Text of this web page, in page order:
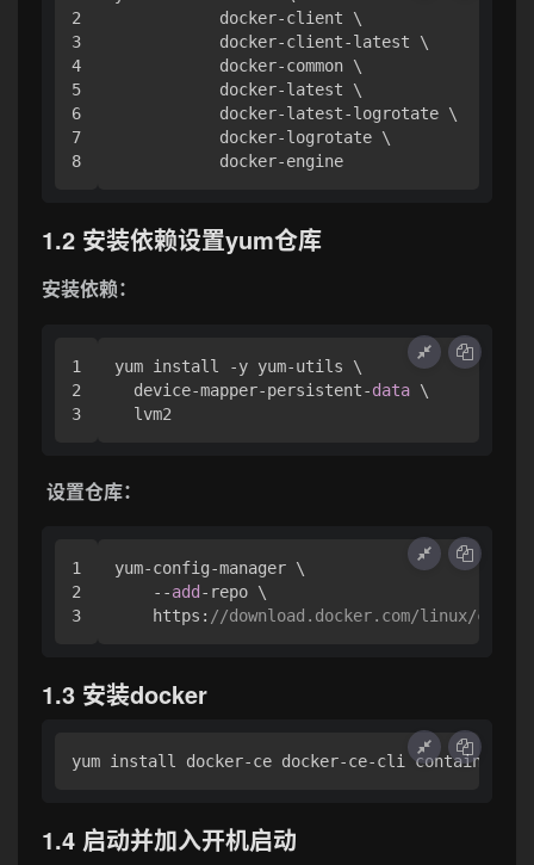
2
3
4
5
6
7
           docker-client \
           docker-client-latest \
           docker-common \
           docker-latest \
           docker-latest-logrotate \
           docker-logrotate \
           docker-engine
1.2 安装依赖设置yum仓库
安装依赖：
1
2
yum install -y yum-utils \
  device-mapper-persistent-
data \
  lvm2
设置仓库：
1
2
yum-config-manager \
    --
add -repo \
    https:
//download.docker.com/linux/
1.3 安装docker
yum install docker-ce docker-ce-cli containerd.
1.4 启动并加入开机启动